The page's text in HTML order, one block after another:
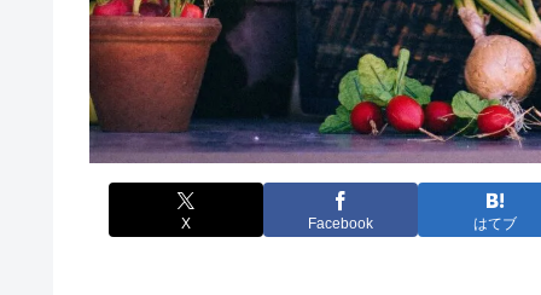
X Facebook はてブ